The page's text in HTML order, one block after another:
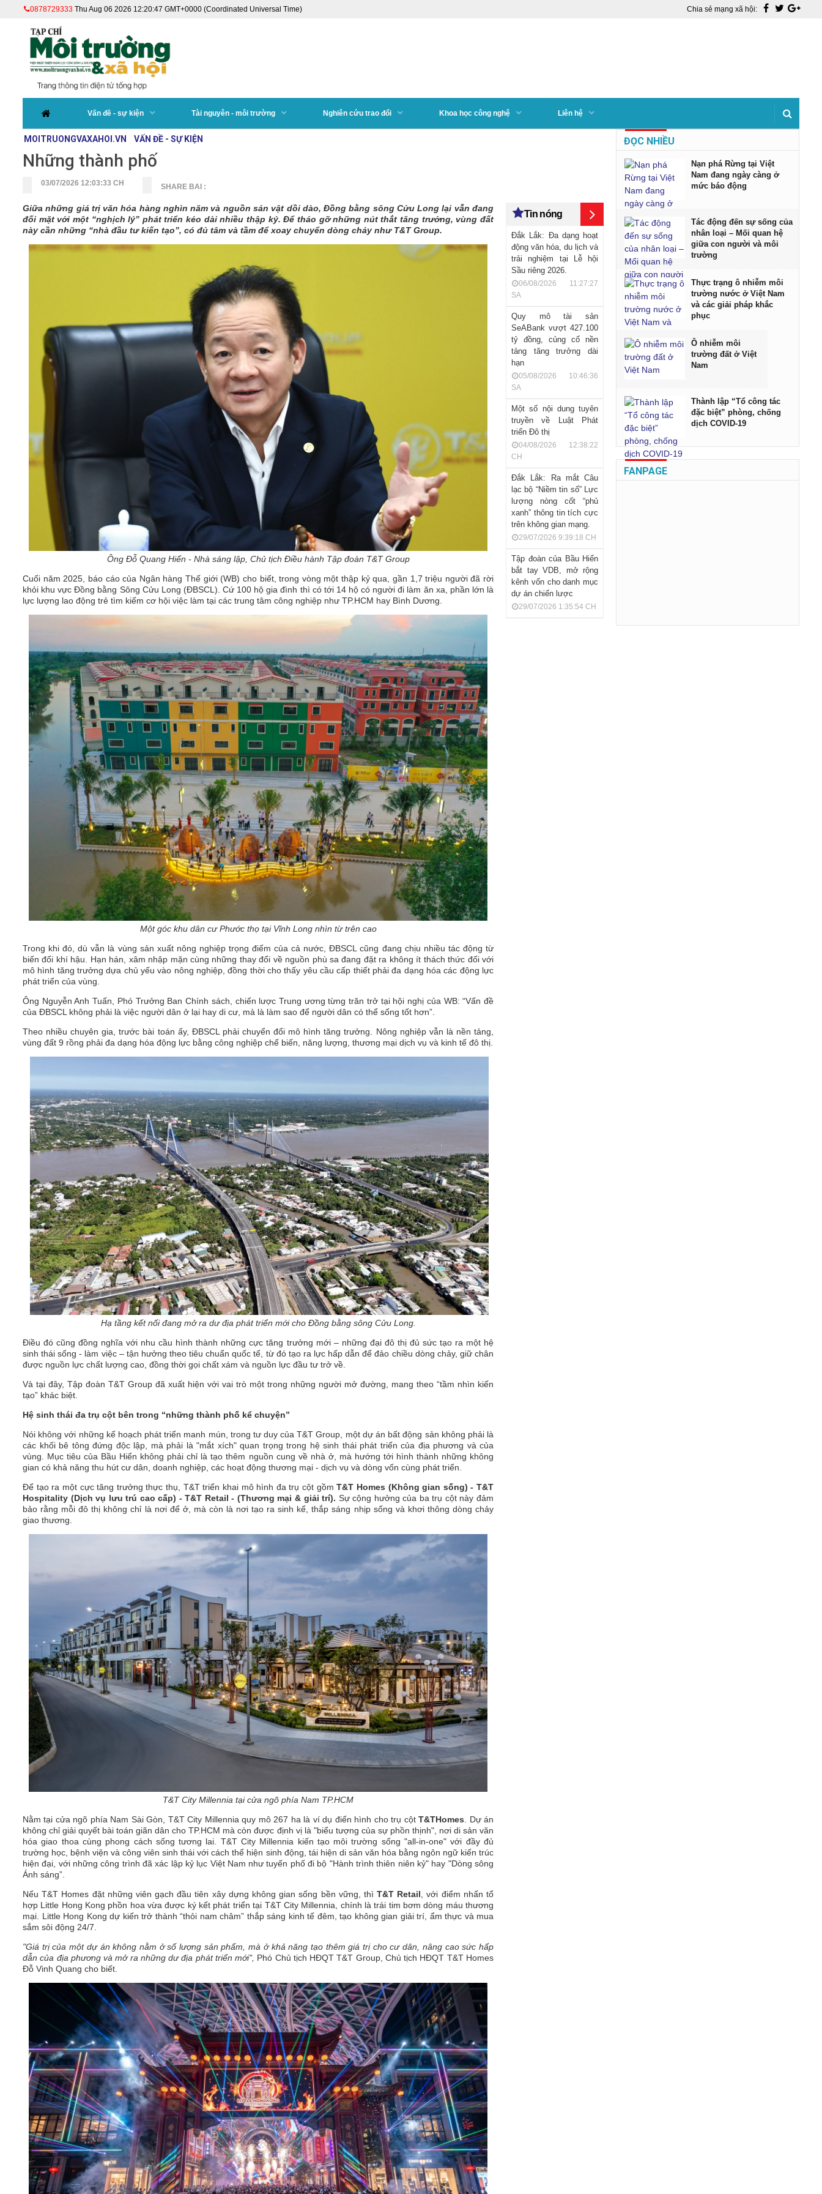
0878729333 Thu Aug 06 2026 12:20:47 GMT+0000 (Coordinated Universal Time) Chia sẻ mạng xã hội:
Vấn đề - sự kiện Tài nguyên - môi trường Nghiên cứu trao đổi Khoa học công nghệ Liên hệ
MOITRUONGVAXAHOI.VN VẤN ĐỀ - SỰ KIỆN
Những thành phố
03/07/2026 12:03:33 CH SHARE BAI :
Giữa những giá trị văn hóa hàng nghìn năm và nguồn sản vật dồi dào, Đồng bằng sông Cửu Long lại vẫn đang
đối mặt với một “nghịch lý” phát triển kéo dài nhiều thập kỷ. Để tháo gỡ những nút thắt tăng trưởng, vùng đất
này cần những “nhà đầu tư kiến tạo”, có đủ tâm và tầm để xoay chuyển dòng chảy như T&T Group.
Ông Đỗ Quang Hiển - Nhà sáng lập, Chủ tịch Điều hành Tập đoàn T&T Group
Cuối năm 2025, báo cáo của Ngân hàng Thế giới (WB) cho biết, trong vòng một thập kỷ qua, gần 1,7 triệu người đã rời
khỏi khu vực Đồng bằng Sông Cửu Long (ĐBSCL). Cứ 100 hộ gia đình thì có tới 14 hộ có người đi làm ăn xa, phần lớn là
lực lượng lao động trẻ tìm kiếm cơ hội việc làm tại các trung tâm công nghiệp như TP.HCM hay Bình Dương.
Một góc khu dân cư Phước thọ tại Vĩnh Long nhìn từ trên cao
Trong khi đó, dù vẫn là vùng sản xuất nông nghiệp trọng điểm của cả nước, ĐBSCL cũng đang chịu nhiều tác động từ
biến đổi khí hậu. Hạn hán, xâm nhập mặn cùng những thay đổi về nguồn phù sa đang đặt ra không ít thách thức đối với
mô hình tăng trưởng dựa chủ yếu vào nông nghiệp, đồng thời cho thấy yêu cầu cấp thiết phải đa dạng hóa các động lực
phát triển của vùng.
Ông Nguyễn Anh Tuấn, Phó Trưởng Ban Chính sách, chiến lược Trung ương từng trăn trở tại hội nghị của WB: “Vấn đề
của ĐBSCL không phải là việc người dân ở lại hay di cư, mà là làm sao để người dân có thể sống tốt hơn”.
Theo nhiều chuyên gia, trước bài toán ấy, ĐBSCL phải chuyển đổi mô hình tăng trưởng. Nông nghiệp vẫn là nền tảng,
vùng đất 9 rồng phải đa dạng hóa động lực bằng công nghiệp chế biến, năng lượng, thương mại dịch vụ và kinh tế đô thị.
Hạ tầng kết nối đang mở ra dư địa phát triển mới cho Đồng bằng sông Cửu Long.
Điều đó cũng đồng nghĩa với nhu cầu hình thành những cực tăng trưởng mới – những đại đô thị đủ sức tạo ra một hệ
sinh thái sống - làm việc – tận hưởng theo tiêu chuẩn quốc tế, từ đó tạo ra lực hấp dẫn để đảo chiều dòng chảy, giữ chân
được nguồn lực chất lượng cao, đồng thời gọi chất xám và nguồn lực đầu tư trở về.
Và tại đây, Tập đoàn T&T Group đã xuất hiện với vai trò một trong những người mở đường, mang theo “tầm nhìn kiến
tạo” khác biệt.
Hệ sinh thái đa trụ cột bên trong “những thành phố kể chuyện”
Nói không với những kế hoạch phát triển manh mún, trong tư duy của T&T Group, một dự án bất động sản không phải là
các khối bê tông đứng độc lập, mà phải là "mắt xích" quan trọng trong hệ sinh thái phát triển của địa phương và của
vùng. Mục tiêu của Bầu Hiển không phải chỉ là tạo thêm nguồn cung về nhà ở, mà hướng tới hình thành những không
gian có khả năng thu hút cư dân, doanh nghiệp, các hoạt động thương mại - dịch vụ và dòng vốn cùng phát triển.
Để tạo ra một cực tăng trưởng thực thụ, T&T triển khai mô hình đa trụ cột gồmT&T Homes (Không gian sống) - T&T
Hospitality (Dịch vụ lưu trú cao cấp) - T&T Retail - (Thương mại & giải trí). Sự cộng hưởng của ba trụ cột này đảm
bảo rằng mỗi đô thị không chỉ là nơi để ở, mà còn là nơi tạo ra sinh kế, thắp sáng nhịp sống và khơi thông dòng chảy
giao thương.
T&T City Millennia tại cửa ngõ phía Nam TP.HCM
Nằm tại cửa ngõ phía Nam Sài Gòn, T&T City Millennia quy mô 267 ha là ví dụ điển hình cho trụ cộtT&THomes . Dự án
không chỉ giải quyết bài toán giãn dân cho TP.HCM mà còn được định vị là "biểu tượng của sự phồn thịnh", nơi di sản văn
hóa giao thoa cùng phong cách sống tương lai. T&T City Millennia kiến tạo môi trường sống "all-in-one" với đầy đủ
trường học, bệnh viện và công viên sinh thái với cách thể hiện sinh động, tái hiện di sản văn hóa bằng ngôn ngữ kiến trúc
hiện đại, với những công trình đã xác lập kỷ lục Việt Nam như tuyến phố đi bộ "Hành trình thiên niên kỷ" hay "Dòng sông
Ánh sáng”.
Nếu T&T Homes đặt những viên gạch đầu tiên xây dựng không gian sống bền vững, thìT&T Retail , với điểm nhấn tổ
hợp Little Hong Kong phồn hoa vừa được ký kết phát triển tại T&T City Millennia, chính là trái tim bơm dòng máu thương
mại. Little Hong Kong dự kiến trở thành “thỏi nam châm” thắp sáng kinh tế đêm, tạo không gian giải trí, ẩm thực và mua
sắm sôi động 24/7.
"Giá trị của một dự án không nằm ở số lượng sản phẩm, mà ở khả năng tạo thêm giá trị cho cư dân, nâng cao sức hấp
dẫn của địa phương và mở ra những dư địa phát triển mới", Phó Chủ tịch HĐQT T&T Group, Chủ tịch HĐQT T&T Homes
Đỗ Vinh Quang cho biết.
Tin nóng
Đắk Lắk: Đa dạng hoạt
động văn hóa, du lịch và
trải nghiệm tại Lễ hội
Sầu riêng 2026.
06/08/2026 11:27:27
SA
Quy mô tài sản
SeABank vượt 427.100
tỷ đồng, củng cố nền
tảng tăng trưởng dài
hạn
05/08/2026 10:46:36
SA
Một số nội dung tuyên
truyền về Luật Phát
triển Đô thị
04/08/2026 12:38:22
CH
Đắk Lắk: Ra mắt Câu
lạc bộ “Niềm tin số” Lực
lượng nòng cốt “phủ
xanh” thông tin tích cực
trên không gian mạng.
29/07/2026 9:39:18 CH
Tập đoàn của Bầu Hiển
bắt tay VDB, mở rộng
kênh vốn cho danh mục
dự án chiến lược
29/07/2026 1:35:54 CH
ĐỌC NHIỀU
Nạn phá Rừng tại Việt
Nam đang ngày càng ở
mức báo động
Tác động đến sự sống của
nhân loại – Mối quan hệ
giữa con người và môi
trường
Thực trạng ô nhiễm môi
trường nước ở Việt Nam
và các giải pháp khắc
phục
Ô nhiễm môi
trường đất ở Việt
Nam
Thành lập “Tổ công tác
đặc biệt” phòng, chống
dịch COVID-19
FANPAGE